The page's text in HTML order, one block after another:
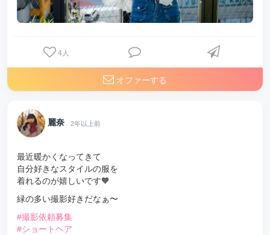
4人
オファーする
麗奈 2年以上前
最近暖かくなってきて
自分好きなスタイルの服を
着れるのが嬉しいです🧡
緑の多い撮影好きだなぁ〜
#撮影依頼募集
#ショートヘア